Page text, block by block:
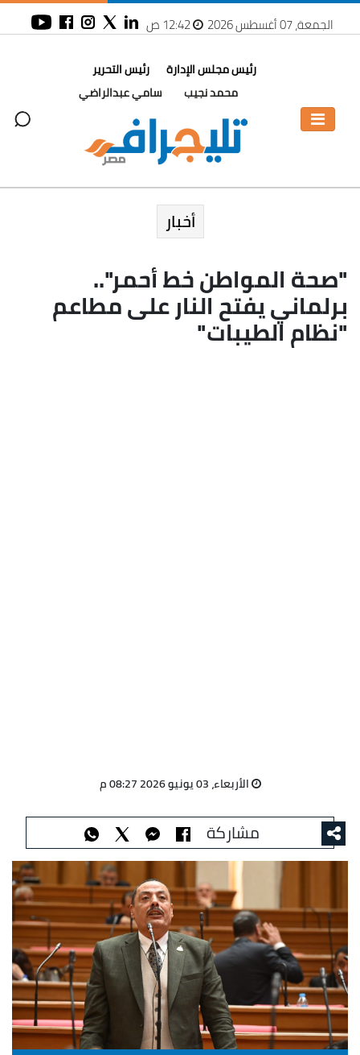
الجمعة، 07 أغسطس 2026 12:42 ص
رئيس مجلس الإدارة
محمد نجيب
رئيس التحرير
سامي عبدالراضي
أخبار
"صحة المواطن خط أحمر"..
برلماني يفتح النار على مطاعم
"نظام الطيبات"
الأربعاء، 03 يونيو 2026 08:27 م
مشاركة